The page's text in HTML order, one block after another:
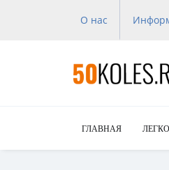
О нас
ГЛАВНАЯ